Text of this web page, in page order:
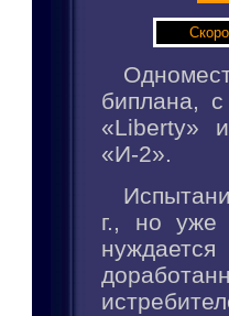
биплана,
«Liberty»
«И-2».
г., но уже